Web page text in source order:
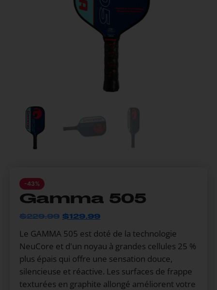
-43%
Gamma 505
$229.99 $129.99
Le GAMMA 505 est doté de la technologie
NeuCore et d'un noyau à grandes cellules 25 %
plus épais qui offre une sensation douce,
silencieuse et réactive. Les surfaces de frappe
texturées en graphite allongé améliorent votre